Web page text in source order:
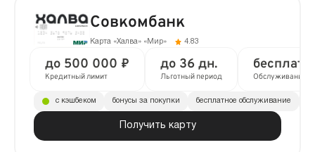
Совкомбанк
Карта «Халва» «Мир» 4.83
до 500 000 ₽
Кредитный лимит
до 36 дн.
Льготный период Обслуживание
Получить карту
с кэшбеком бонусы за покупки бесплатное обслуживание